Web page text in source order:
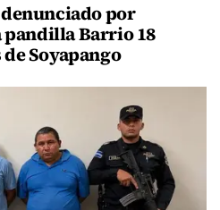
por
Barrio 18
Soyapango